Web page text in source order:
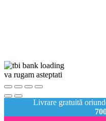
va rugam asteptati
Livrare gratuită